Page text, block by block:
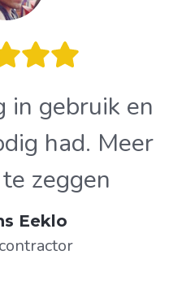
in gebruik en
had. Meer
zeggen
Eeklo